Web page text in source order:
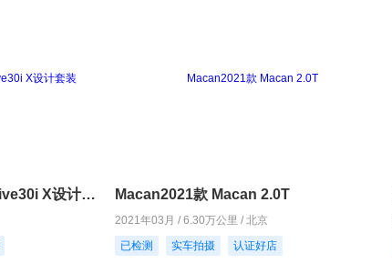
宝马X5(进口)2019款 xDrive30i X设计套装 Macan2021款 Macan 2.0T
2021年03月 / 6.30万公里 / 北京
已检测
实车拍摄 认证好店